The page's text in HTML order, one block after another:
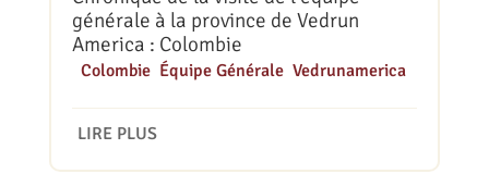
générale à la province de Vedrun
America : Colombie
Colombie, Équipe Générale, Vedrunamerica
LIRE PLUS